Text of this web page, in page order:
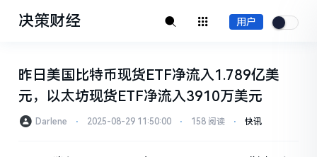
决策财经 用户
昨日美国比特币现货ETF净流入1.789亿美
元，以太坊现货ETF净流入3910万美元
Darlene ⋅ 2025-08-29 11:50:00 ⋅ 158 阅读 ⋅ 快讯